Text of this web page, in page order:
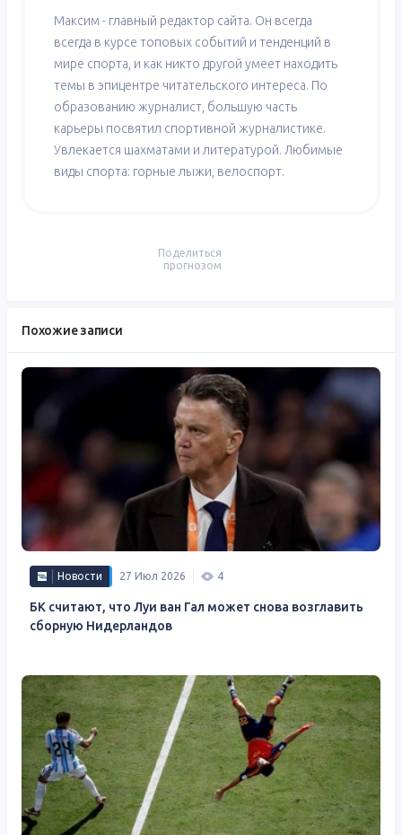
Максим - главный редактор сайта. Он всегда
всегда в курсе топовых событий и тенденций в
мире спорта, и как никто другой умеет находить
темы в эпицентре читательского интереса. По
образованию журналист, большую часть
карьеры посвятил спортивной журналистике.
Увлекается шахматами и литературой. Любимые
виды спорта: горные лыжи, велоспорт.
Поделиться
прогнозом
Похожие записи
Новости 27 Июл 2026 4
БК считают, что Луи ван Гал может снова возглавить
сборную Нидерландов